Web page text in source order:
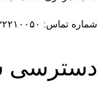
شماره تماس: ۰۲۶۳۲۲۱۰۰۵۰ – ۰۹۱۲۰۸۳۴۵۶۴
دسترسی